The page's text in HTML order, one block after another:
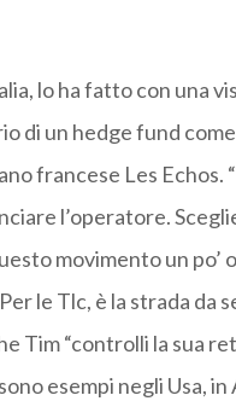
lo ha fatto con una
di un hedge fund
francese Les Echos.
l’operatore.
movimento un po’
le Tlc, è la strada da
Tim “controlli la sua
esempi negli Usa,